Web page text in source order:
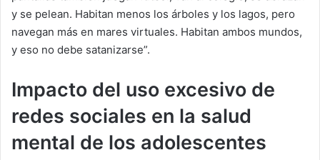
y se pelean. Habitan menos los árboles y los lagos, pero
navegan más en mares virtuales. Habitan ambos mundos,
y eso no debe satanizarse”.
Impacto del uso excesivo de
redes sociales en la salud
mental de los adolescentes